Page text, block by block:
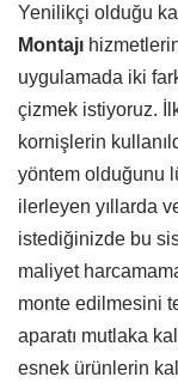
Yenilikçi olduğu
Montajı
uygulamada iki
çizmek istiyoruz.
kornişlerin
yöntem olduğunu
ilerleyen yıllarda
istediğinizde bu
maliyet
monte edilmesini
aparatı mutlaka
esnek ürünlerin